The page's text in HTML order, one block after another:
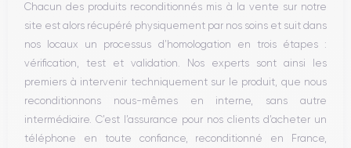
Vibreur
Prise USB
Chacun des produits reconditionnés mis à la vente sur notre
site est alors récupéré physiquement par nos soins et suit dans
nos locaux un processus d’homologation en trois étapes :
vérification, test et validation. Nos experts sont ainsi les
premiers à intervenir techniquement sur le produit, que nous
reconditionnons nous-mêmes en interne, sans autre
intermédiaire. C’est l’assurance pour nos clients d’acheter un
téléphone en toute confiance, reconditionné en France,